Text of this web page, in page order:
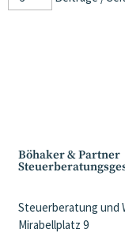
Böhaker & Partner
Steuerberatung und
Mirabellplatz 9